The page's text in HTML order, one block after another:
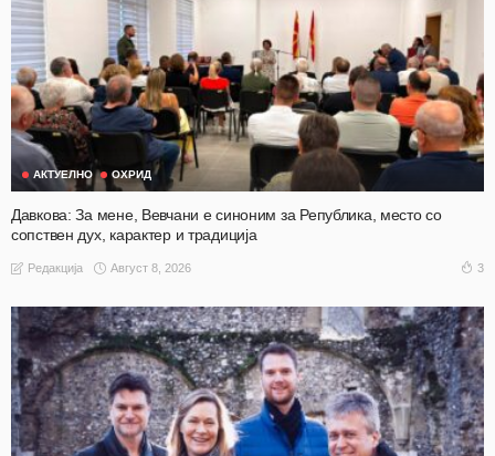
АКТУЕЛНО ОХРИД
Давкова: За мене, Вевчани е синоним за Република, место со
сопствен дух, карактер и традиција
Редакција Август 8, 2026 3